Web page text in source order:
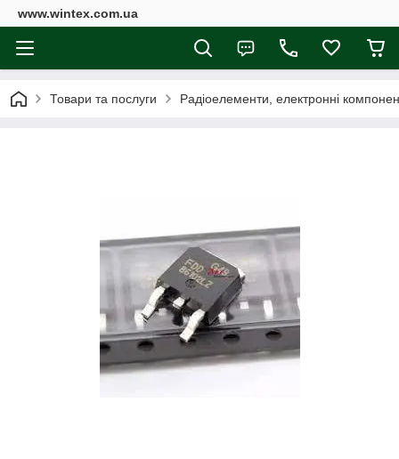
www.wintex.com.ua
Товари та послуги Радіоелементи, електронні